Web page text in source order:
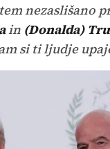
tem nezaslišano
in (Donalda)
si ti ljudje